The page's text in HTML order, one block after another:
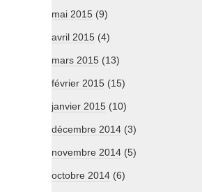
mai 2015 (9)
avril 2015 (4)
mars 2015 (13)
février 2015 (15)
janvier 2015 (10)
décembre 2014 (3)
novembre 2014 (5)
octobre 2014 (6)